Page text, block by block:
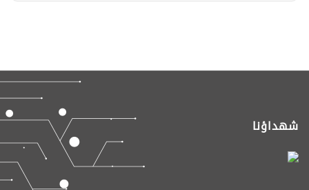
شهداؤنا